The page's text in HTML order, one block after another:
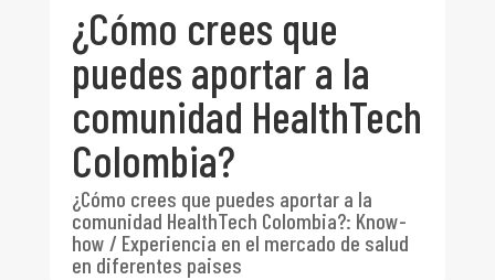
¿Cómo crees que
puedes aportar a la
comunidad HealthTech
Colombia?
¿Cómo crees que puedes aportar a la
comunidad HealthTech Colombia?: Know-
how / Experiencia en el mercado de salud
en diferentes paises